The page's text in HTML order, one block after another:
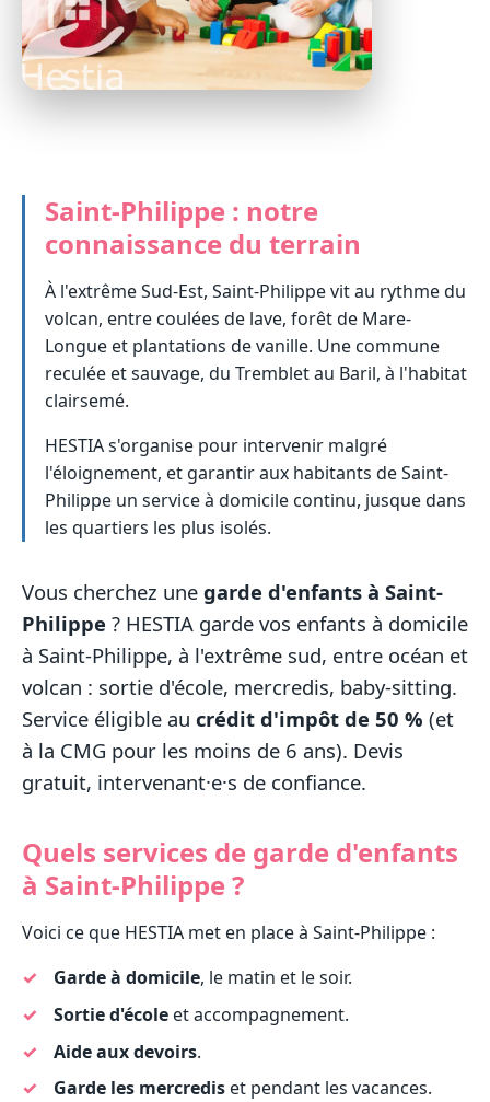
Saint-Philippe : notre
connaissance du terrain
À l'extrême Sud-Est, Saint-Philippe vit au rythme du
volcan, entre coulées de lave, forêt de Mare-
Longue et plantations de vanille. Une commune
reculée et sauvage, du Tremblet au Baril, à l'habitat
clairsemé.
HESTIA s'organise pour intervenir malgré
l'éloignement, et garantir aux habitants de Saint-
Philippe un service à domicile continu, jusque dans
les quartiers les plus isolés.
Vous cherchez une garde d'enfants à Saint-
Philippe ? HESTIA garde vos enfants à domicile
à Saint-Philippe, à l'extrême sud, entre océan et
volcan : sortie d'école, mercredis, baby-sitting.
Service éligible au crédit d'impôt de 50 % (et
à la CMG pour les moins de 6 ans). Devis
gratuit, intervenant·e·s de confiance.
Quels services de garde d'enfants
à Saint-Philippe ?
Voici ce que HESTIA met en place à Saint-Philippe :
Garde à domicile, le matin et le soir.
Sortie d'écoleet accompagnement.
Aide aux devoirs.
Garde les mercrediset pendant les vacances.